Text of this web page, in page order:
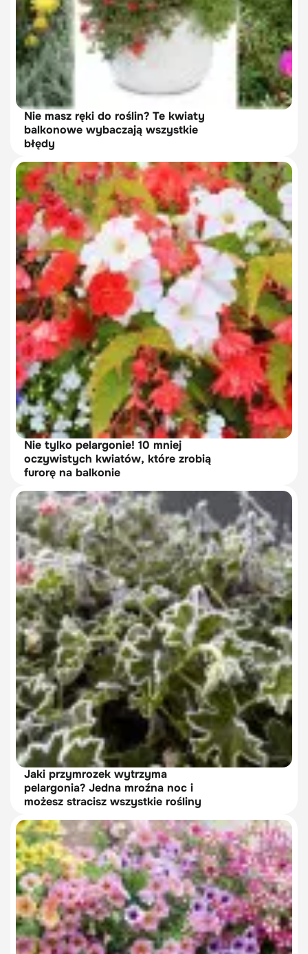
Nie masz ręki do roślin? Te kwiaty
balkonowe wybaczają wszystkie
błędy
Nie tylko pelargonie! 10 mniej
oczywistych kwiatów, które zrobią
furorę na balkonie
Jaki przymrozek wytrzyma
pelargonia? Jedna mroźna noc i
możesz stracisz wszystkie rośliny